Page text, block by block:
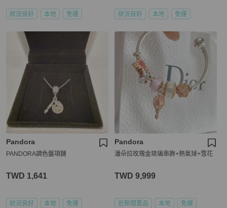
狀況良好 本地 免運 狀況良好 本地 免運
Pandora
PANDORA調色盤項鏈
TWD 1,641
狀況良好 本地 免運
Pandora
潘朵拉玫瑰金琉璃串飾+熱氣球+雪花
TWD 9,999
近新閒置品 本地 免運